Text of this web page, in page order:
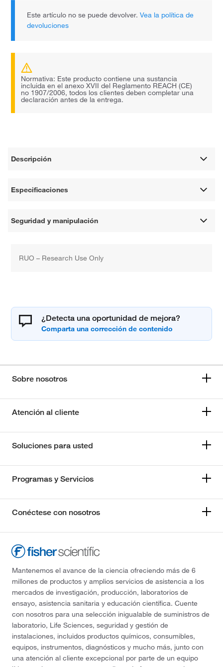
Este artículo no se puede devolver.Vea la política de
devoluciones
Normativa: Este producto contiene una sustancia
incluida en el anexo XVII del Reglamento REACH (CE)
no 1907/2006, todos los clientes deben completar una
declaración antes de la entrega.
Descripción
Especificaciones
Seguridad y manipulación
RUO – Research Use Only
¿Detecta una oportunidad de mejora?
Sobre nosotros
Atención al cliente
Soluciones para usted
Programas y Servicios
Conéctese con nosotros
Mantenemos el avance de la ciencia ofreciendo más de 6
millones de productos y amplios servicios de asistencia a los
mercados de investigación, producción, laboratorios de
ensayo, asistencia sanitaria y educación científica. Cuente
con nosotros para una selección inigualable de suministros de
laboratorio, Life Sciences, seguridad y gestión de
instalaciones, incluidos productos químicos, consumibles,
equipos, instrumentos, diagnósticos y mucho más, junto con
una atención al cliente excepcional por parte de un equipo